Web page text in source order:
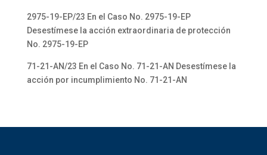
2975-19-EP/23 En el Caso No. 2975-19-EP
Desestímese la acción extraordinaria de protección
No. 2975-19-EP
71-21-AN/23 En el Caso No. 71-21-AN Desestímese la
acción por incumplimiento No. 71-21-AN